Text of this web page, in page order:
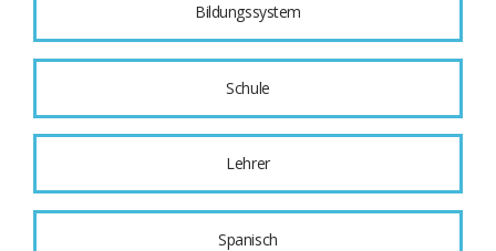
Bildungssystem
Schule
Lehrer
Spanisch